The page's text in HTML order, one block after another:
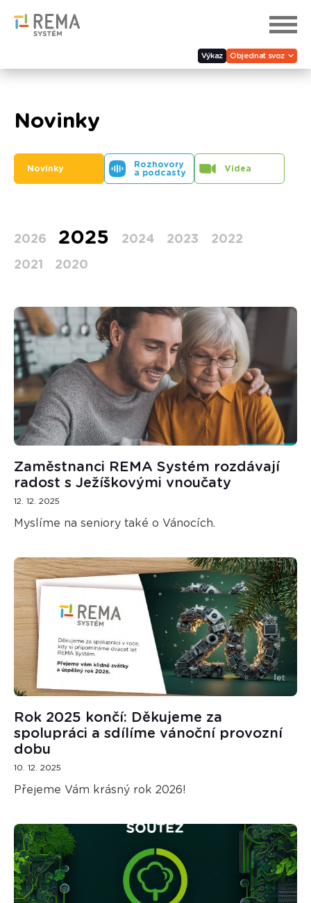
Výkaz Objednat svoz
Novinky
Novinky
Rozhovory
a podcasty
Videa
2026 2025 2024 2023
2022
2021
2020
Zaměstnanci REMA Systém rozdávají
radost s Ježíškovými vnoučaty
12. 12. 2025
Myslíme na seniory také o Vánocích.
Rok 2025 končí: Děkujeme za
spolupráci a sdílíme vánoční provozní
dobu
10. 12. 2025
Přejeme Vám krásný rok 2026!